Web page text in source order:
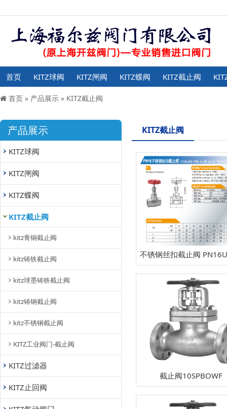
首页 KITZ球阀 KITZ闸阀 KITZ蝶阀 KITZ截止阀
首页 » 产品展示 » KITZ截止阀
产品展示
KITZ球阀
KITZ闸阀
KITZ蝶阀
KITZ截止阀
kitz青铜截止阀
kitz铸铁截止阀
kitz球墨铸铁截止阀
kitz铸钢截止阀
kitz不锈钢截止阀
KITZ工业阀门-截止阀
KITZ过滤器
KITZ止回阀
KITZ截止阀
不锈钢丝扣截止阀
截止阀10SPBOWF